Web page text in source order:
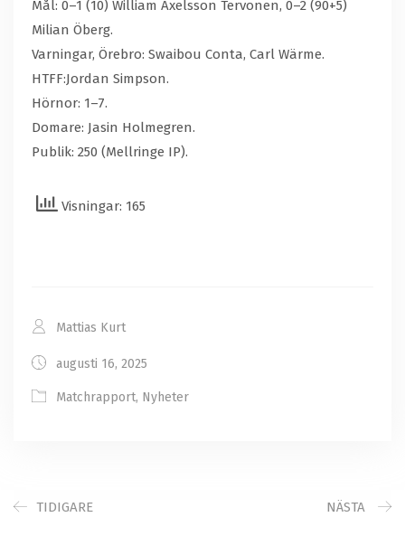
Mål: 0–1 (10) William Axelsson Tervonen, 0–2 (90+5)
Milian Öberg.
Varningar, Örebro: Swaibou Conta, Carl Wärme.
HTFF:Jordan Simpson.
Hörnor: 1–7.
Domare: Jasin Holmegren.
Publik: 250 (Mellringe IP).
Visningar: 165
Mattias Kurt
augusti 16, 2025
Matchrapport, Nyheter
TIDIGARE NÄSTA